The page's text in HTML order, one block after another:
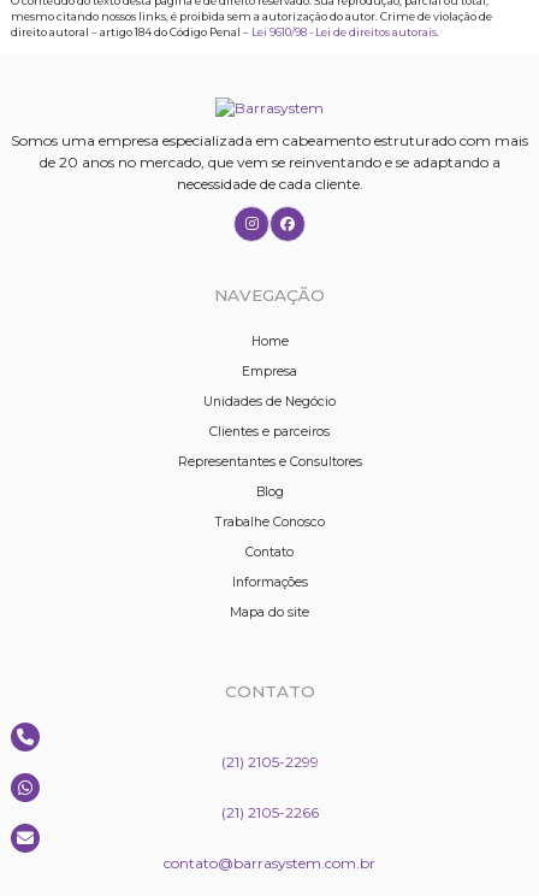
mesmo citando nossos links, é proibida sem a autorização do autor. Crime de violação de
direito autoral – artigo 184 do Código Penal – Lei 9610/98 - Lei de direitos autorais
Somos uma empresa especializada em cabeamento estruturado com mais
de 20 anos no mercado, que vem se reinventando e se adaptando a
necessidade de cada cliente.
NAVEGAÇÃO
Home
Empresa
Unidades de Negócio
Clientes e parceiros
Representantes e Consultores
Blog
Trabalhe Conosco
Contato
Informações
Mapa do site
CONTATO
(21) 2105-2299
(21) 2105-2266
contato@barrasystem.com.br